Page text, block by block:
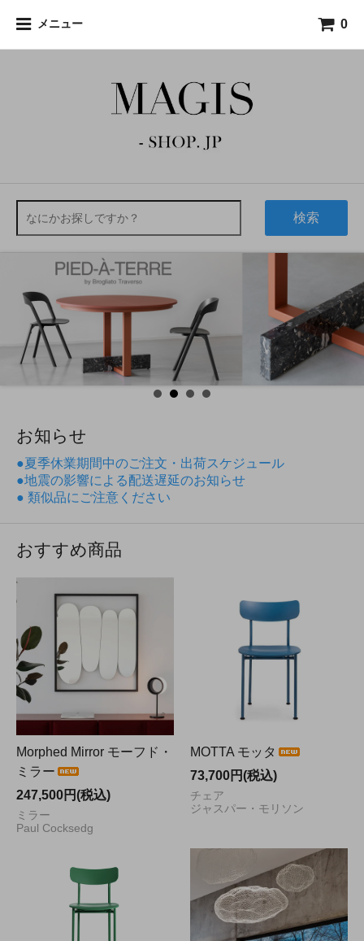
メニュー 0
検索
お知らせ
●夏季休業期間中のご注文・出荷スケジュール
●地震の影響による配送遅延のお知らせ
● 類似品にご注意ください
おすすめ商品
Morphed Mirror モーフド・
ミラー
247,500円(税込)
ミラー
Paul Cocksedg
MOTTA モッタ
73,700円(税込)
チェア
ジャスパー・モリソン